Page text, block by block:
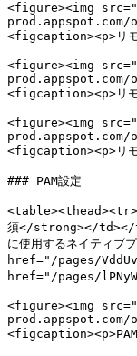
<figure><img
prod.appspot.com/
<figcaption><p>リ
<figure><img
prod.appspot.com/
<figcaption><p>リ
<figure><img
prod.appspot.com/
<figcaption><p>リモ
### PAM設定
須</strong></td></
に使用するネイティ
href="/pages/
href="/pages/
<figure><img
prod.appspot.com/